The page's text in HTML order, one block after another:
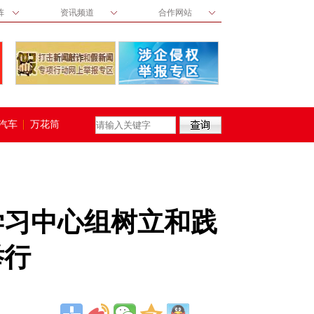
资讯频道 合作网站
车 万花筒
中心组树立和践